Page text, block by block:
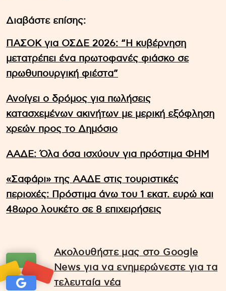
Διαβάστε επίσης:
ΠΑΣΟΚ για ΟΣΔΕ 2026: “Η κυβέρνηση
μετατρέπει ένα πρωτοφανές φιάσκο σε
πρωθυπουργική φιέστα”
Ανοίγει ο δρόμος για πωλήσεις
κατασχεμένων ακινήτων με μερική εξόφληση
χρεών προς το Δημόσιο
ΑΑΔΕ: Όλα όσα ισχύουν για πρόστιμα ΦΗΜ
«Σαφάρι» της ΑΑΔΕ στις τουριστικές
περιοχές: Πρόστιμα άνω του 1 εκατ. ευρώ και
48ωρο λουκέτο σε 8 επιχειρήσεις
Ακολουθήστε μας στο Google
News για να ενημερώνεστε για τα
τελευταία νέα